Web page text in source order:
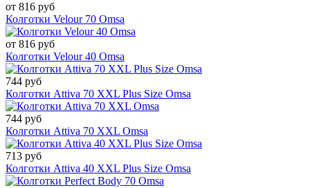
от 816 руб
Колготки Velour 70 Omsa
от 816 руб
Колготки Velour 40 Omsa
744 руб
Колготки Attiva 70 XXL Plus Size Omsa
744 руб
Колготки Attiva 70 XXL Omsa
713 руб
Колготки Attiva 40 XXL Plus Size Omsa